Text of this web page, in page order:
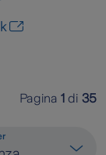
Pagina 1 di 35